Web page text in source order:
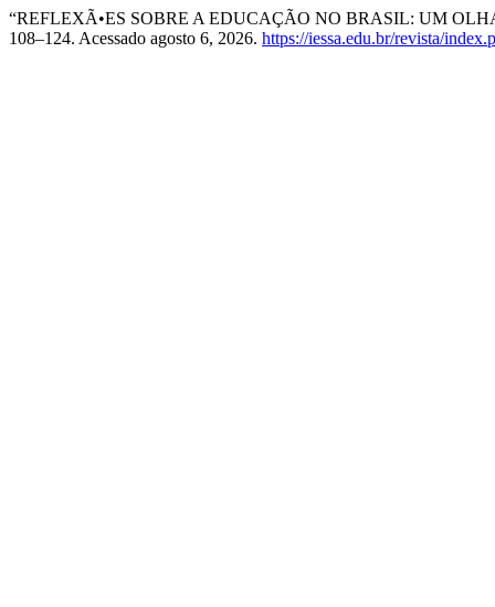
“REFLEXÃ•ES SOBRE A EDUCAÇÃO NO BRASIL: UM
108–124. Acessado agosto 6, 2026. https://iessa.edu.br/revista/